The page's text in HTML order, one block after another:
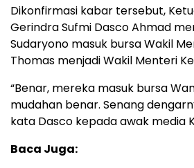
Dikonfirmasi kabar tersebut,
Gerindra Sufmi Dasco Ahmad
Sudaryono masuk bursa Wakil
Thomas menjadi Wakil Menteri
“Benar, mereka masuk bursa
mudahan benar. Senang
kata Dasco kepada awak media
Baca Juga: